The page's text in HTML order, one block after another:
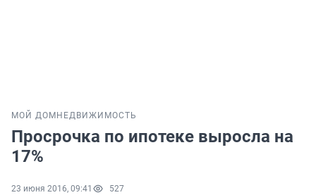
МОЙ ДОМ НЕДВИЖИМОСТЬ
Просрочка по ипотеке выросла на
17%
23 июня 2016, 09:41 527